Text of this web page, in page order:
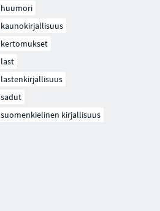
huumori
kaunokirjallisuus
kertomukset
last
lastenkirjallisuus
sadut
suomenkielinen kirjallisuus